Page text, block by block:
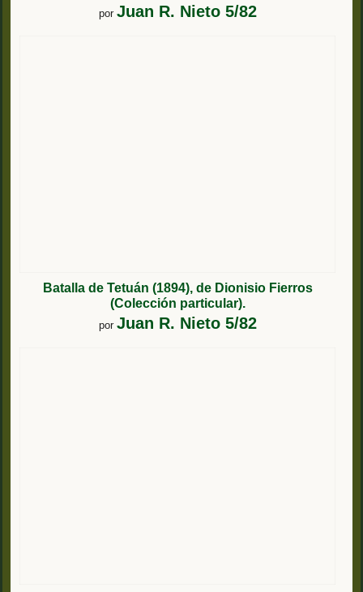
por Juan R. Nieto 5/82
Batalla de Tetuán (1894), de Dionisio Fierros
(Colección particular).
por Juan R. Nieto 5/82